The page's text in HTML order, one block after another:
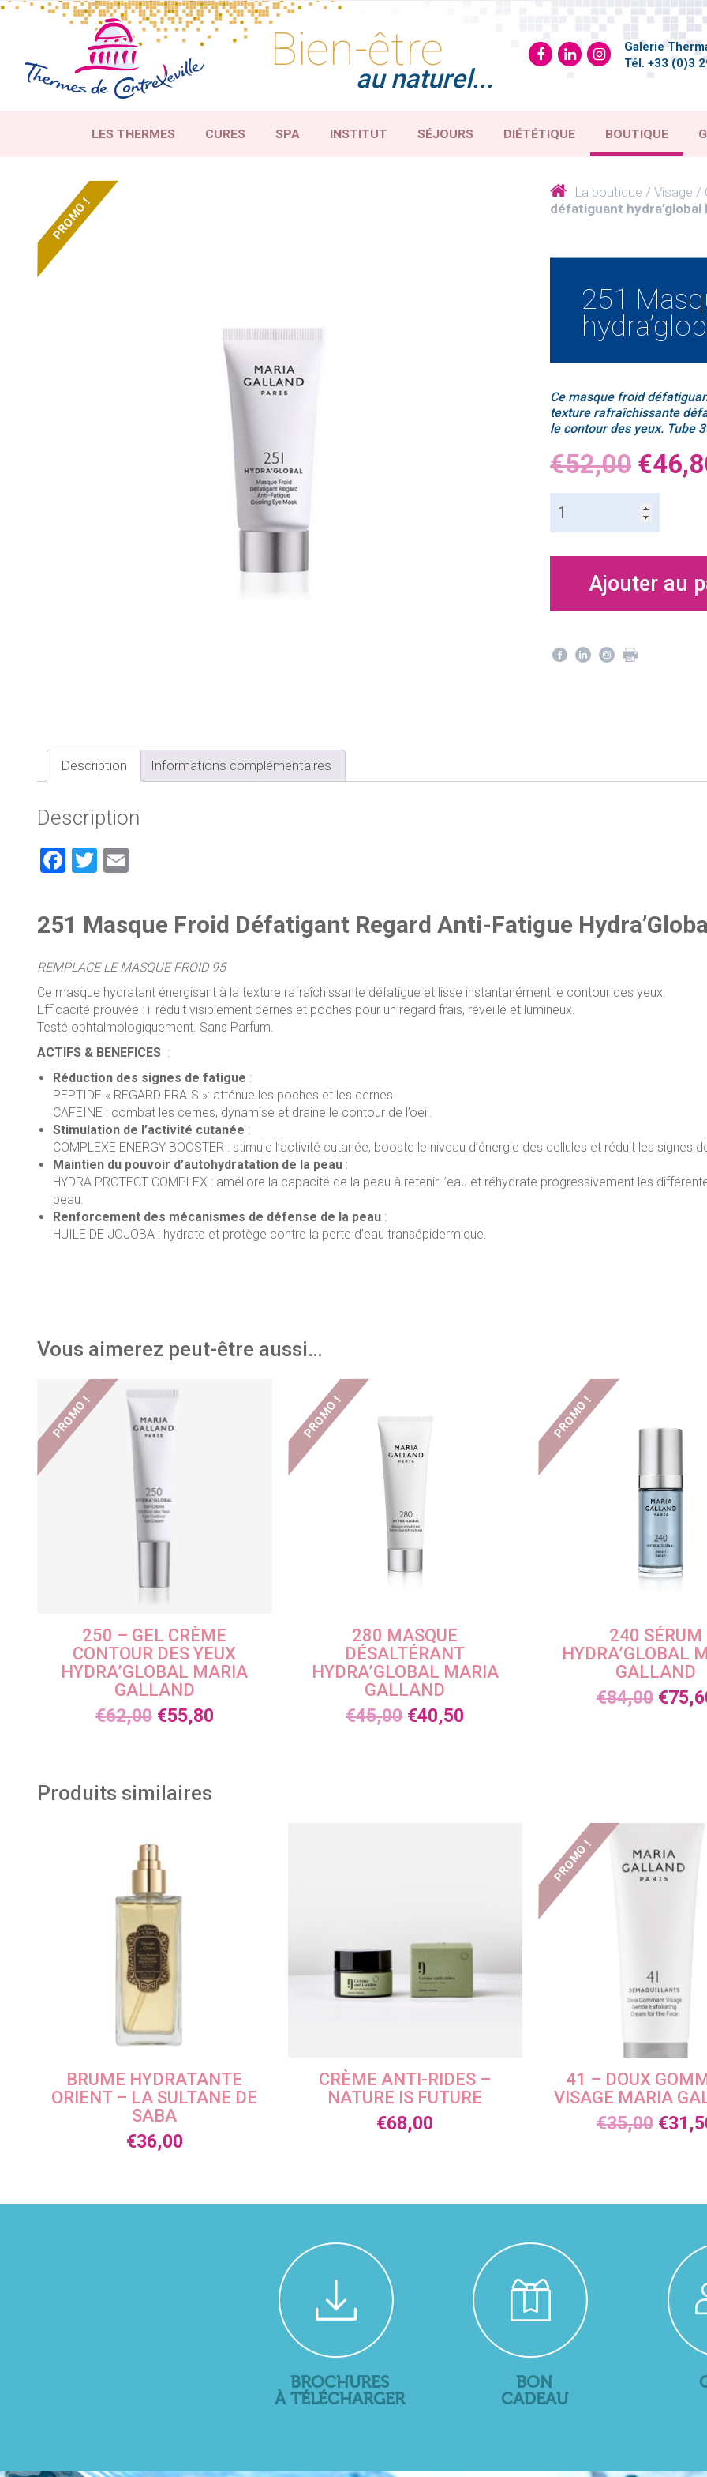
Skip
Bien-être
au naturel...
Galerie
Tél. +33 (0)3
LES THERMES CURES SPA INSTITUT SÉJOURS DIÉTÉTIQUE BOUTIQUE
PROMO !
La boutique Visage
défatiguant hydra’global
251
Ce masque froid
texture rafraîchissante
le contour des yeux. Tube
€52,00 €
de
251
Masque
défatiguant
Ajouter au
Description Informations complémentaires
Description
F
ce
b
o
ok
T
tt
er l
251 Masque Froid Défatigant Regard Anti-Fatigue
REMPLACE LE MASQUE FROID 95
Ce masque hydratant énergisant à la texture rafraîchissante défatigue et lisse instantanément le contour des yeux.
Efficacité prouvée : il réduit visiblement cernes et poches pour un regard frais, réveillé et lumineux.
Testé ophtalmologiquement. Sans Parfum.
ACTIFS & BENEFICES :
Réduction des signes de fatigue :
PEPTIDE « REGARD FRAIS »: atténue les poches et les cernes.
CAFEINE : combat les cernes, dynamise et draine le contour de l’oeil.
Stimulation de l’activité cutanée :
COMPLEXE ENERGY BOOSTER : stimule l’activité cutanée, booste le niveau d’énergie des cellules et réduit les signes
Maintien du pouvoir d’autohydratation de la peau :
HYDRA PROTECT COMPLEX : améliore la capacité de la peau à retenir l’eau et réhydrate progressivement les
peau.
Renforcement des mécanismes de défense de la peau :
HUILE DE JOJOBA : hydrate et protège contre la perte d’eau transépidermique.
Vous aimerez peut-être aussi…
PROMO !
250 – GEL CRÈME
CONTOUR DES YEUX
HYDRA’GLOBAL MARIA
GALLAND
€62,00 €55,80
PROMO !
280 MASQUE
DÉSALTÉRANT
HYDRA’GLOBAL MARIA
GALLAND
€45,00 €40,50
PROMO !
240 SÉRUM
HYDRA’GLOBAL
GALLAND
€84,00 €
Produits similaires
BRUME HYDRATANTE
ORIENT – LA SULTANE DE
SABA
€36,00
CRÈME ANTI-RIDES –
NATURE IS FUTURE
€68,00
PROMO !
41 – DOUX
VISAGE MARIA
€35,00 €
BROCHURES
À TÉLÉCHARGER
BON
CADEAU